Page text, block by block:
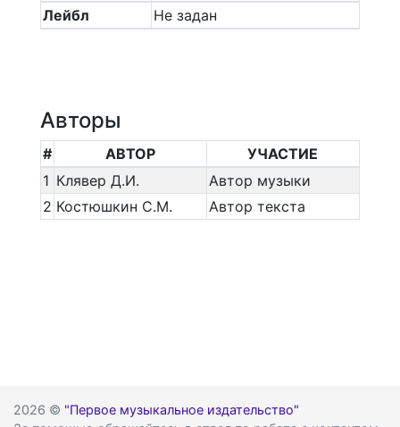
Лейбл
Не задан
Авторы
# АВТОР
УЧАСТИЕ
1 Клявер Д.И.
Автор музыки
2 Костюшкин С.М. Автор текста
2026 © "Первое музыкальное издательство"